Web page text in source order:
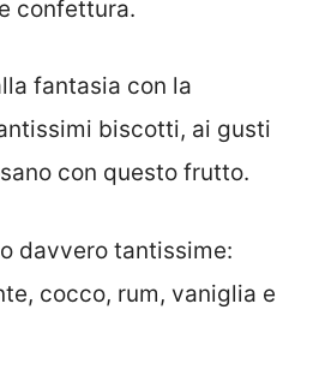
confettura.
fantasia con la
biscotti, ai gusti
con questo frutto.
davvero tantissime:
cocco, rum, vaniglia e